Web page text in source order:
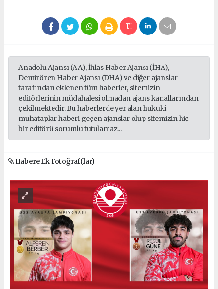
Anadolu Ajansı (AA), İhlas Haber Ajansı (İHA),
Demirören Haber Ajansı (DHA) ve diğer ajanslar
tarafından eklenen tüm haberler, sitemizin
editörlerinin müdahalesi olmadan ajans kanallarından
çekilmektedir. Bu haberlerde yer alan hukuki
muhataplar haberi geçen ajanslar olup sitemizin hiç
bir editörü sorumlu tutulamaz...
Habere Ek Fotoğraf(lar)